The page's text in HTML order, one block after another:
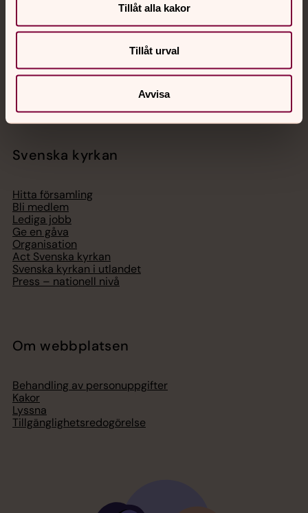
Tillåt alla kakor
Tillåt urval
Avvisa
med en präst på kvällar och nätter.
Digitalt brev
Svenska kyrkan
Hitta församling
Bli medlem
Lediga jobb
Ge en gåva
Organisation
Act Svenska kyrkan
Svenska kyrkan i utlandet
Press – nationell nivå
Om webbplatsen
Behandling av personuppgifter
Kakor
Lyssna
Tillgänglighetsredogörelse